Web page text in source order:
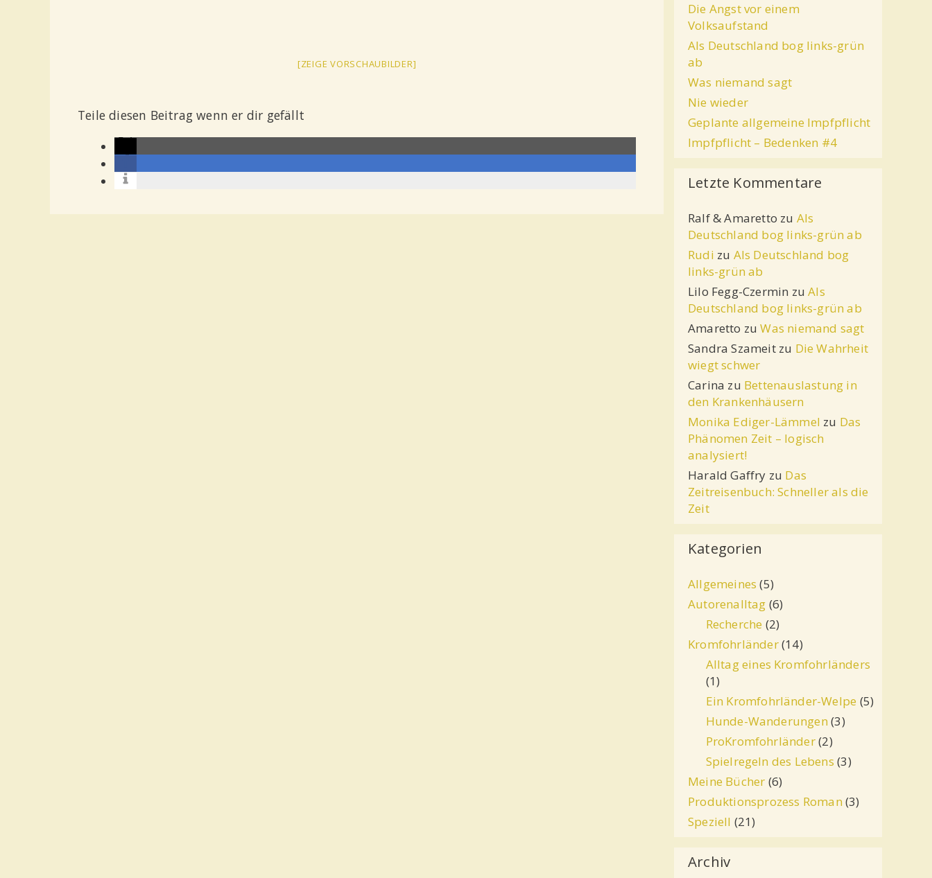
[ZEIGE VORSCHAUBILDER]
Teile diesen Beitrag wenn er dir gefällt
Die Angst vor einem
Volksaufstand
Als Deutschland bog links-grün
ab
Was niemand sagt
Nie wieder
Geplante allgemeine Impfpflicht
Impfpflicht – Bedenken #4
Letzte Kommentare
Ralf & Amaretto zu Als
Deutschland bog links-grün ab
Rudi zu Als Deutschland bog
links-grün ab
Lilo Fegg-Czermin zuAls
Deutschland bog links-grün ab
Amaretto zuWas niemand sagt
Sandra Szameitzu Die Wahrheit
wiegt schwer
Carina zu Bettenauslastung in
den Krankenhäusern
Monika Ediger-Lämmel zu Das
Phänomen Zeit – logisch
analysiert!
Harald Gaffry zu Das
Zeitreisenbuch: Schneller als die
Zeit
Kategorien
Allgemeines (5)
Autorenalltag (6)
Recherche (2)
Kromfohrländer(14)
Alltag eines Kromfohrländers
(1)
Ein Kromfohrländer-Welpe (5)
Hunde-Wanderungen (3)
ProKromfohrländer(2)
Spielregeln des Lebens (3)
Meine Bücher (6)
Produktionsprozess Roman (3)
Speziell (21)
Archiv